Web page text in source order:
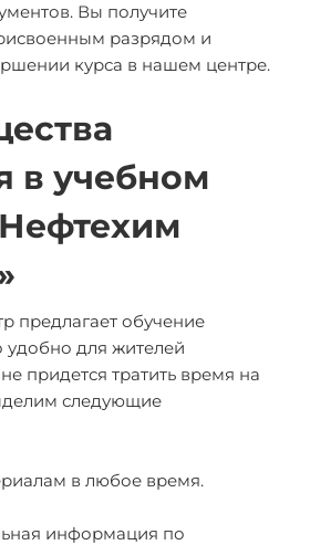
Вы получите
разрядом и
курса в нашем центре.
в учебном
предлагает обучение
удобно для жителей
придется тратить время на
следующие
в любое время.
информация по